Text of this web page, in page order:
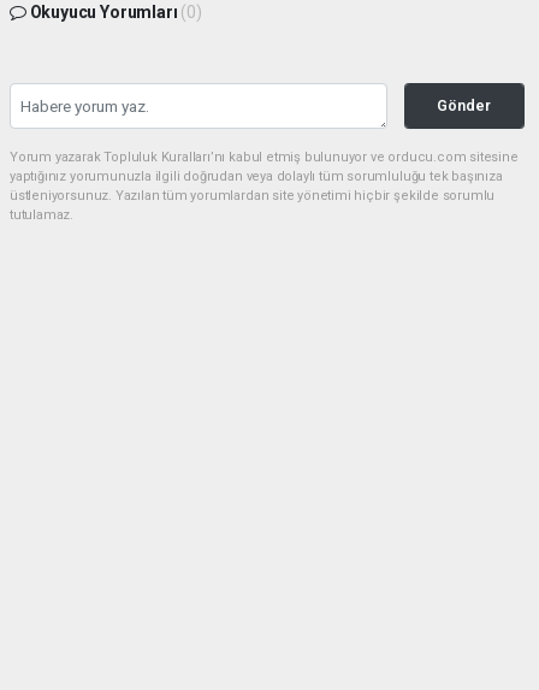
Okuyucu Yorumları (0)
Gönder
Yorum yazarak Topluluk Kuralları’nı kabul etmiş bulunuyor ve orducu.com sitesine
yaptığınız yorumunuzla ilgili doğrudan veya dolaylı tüm sorumluluğu tek başınıza
üstleniyorsunuz. Yazılan tüm yorumlardan site yönetimi hiçbir şekilde sorumlu
tutulamaz.